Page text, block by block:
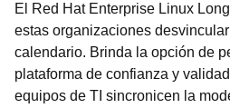
El Red Hat Enterprise Linux
estas organizaciones
calendario. Brinda la opción de
plataforma de confianza y
equipos de TI sincronicen la